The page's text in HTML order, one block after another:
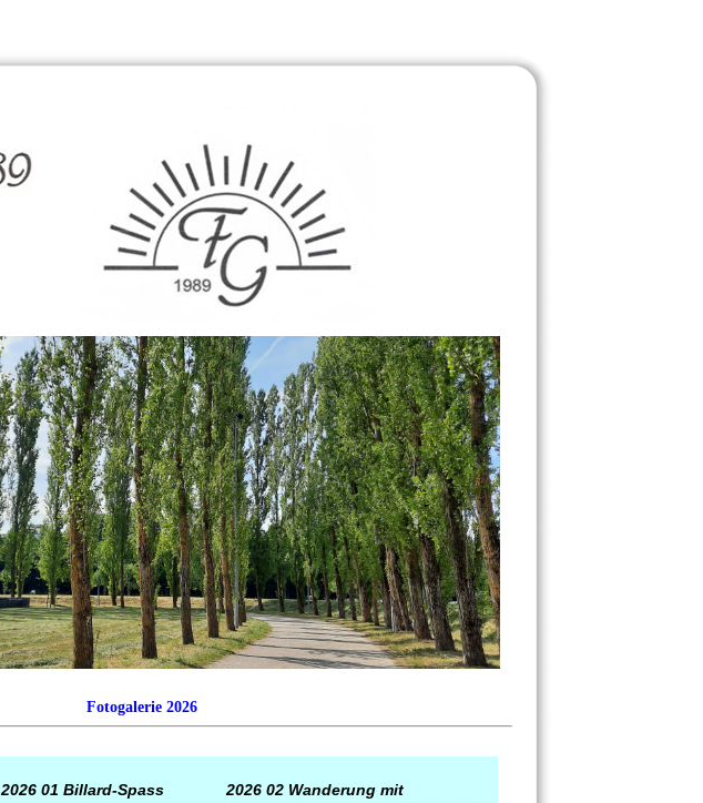
Fotogalerie 2026
2026 01 Billard-Spass
2026 02 Wanderung mit